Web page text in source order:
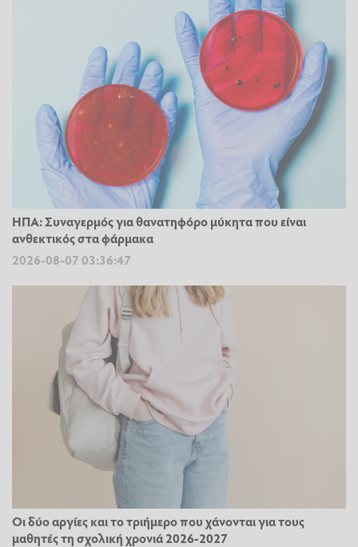
ΗΠΑ: Συναγερμός για θανατηφόρο μύκητα που είναι
ανθεκτικός στα φάρμακα
2026-08-07 03:36:47
Οι δύο αργίες και το τριήμερο που χάνονται για τους
μαθητές τη σχολική χρονιά 2026-2027